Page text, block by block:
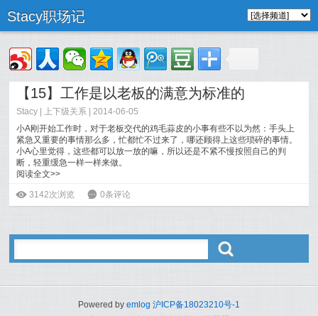
Stacy职场记
【15】工作是以老板的满意为标准的
Stacy 上下级关系 | 2014-06-05
小A刚开始工作时，对于老板交代的鸡毛蒜皮的小事有些不以为然：手头上
紧急又重要的事情那么多，忙都忙不过来了，哪还顾得上这些琐碎的事情。
小A心里觉得，这些都可以放一放的嘛，所以还是不紧不慢按照自己的判
断，轻重缓急一样一样来做。
阅读全文>>
ė 3142次浏览 6 0条评论
ő
Powered by emlog 沪ICP备18023210号-1